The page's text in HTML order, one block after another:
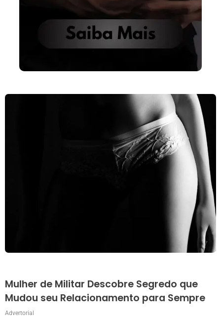
Mulher de Militar Descobre Segredo que
Mudou seu Relacionamento para Sempre
Advertorial